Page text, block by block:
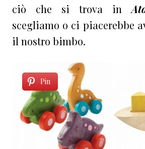
ciò che si trova in
scegliamo o ci piacerebbe
il nostro bimbo.
Pin